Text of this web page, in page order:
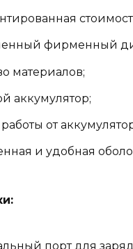
фирменный
материалов;
аккумулятор;
от
и удобная
порт для